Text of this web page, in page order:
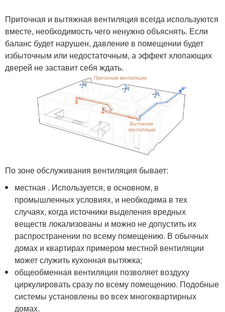
Приточная и вытяжная вентиляция всегда используются
вместе, необходимость чего ненужно объяснять. Если
баланс будет нарушен, давление в помещении будет
избыточным или недостаточным, а эффект хлопающих
дверей не заставит себя ждать.
По зоне обслуживания вентиляция бывает:
местная . Используется, в основном, в
промышленных условиях, и необходима в тех
случаях, когда источники выделения вредных
веществ локализованы и можно не допустить их
распространении по всему помещению. В обычных
домах и квартирах примером местной вентиляции
может служить кухонная вытяжка;
общеобменная вентиляция позволяет воздуху
циркулировать сразу по всему помещению. Подобные
системы установлены во всех многоквартирных
домах.